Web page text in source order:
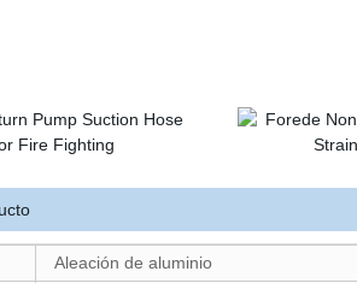
Aleación de aluminio